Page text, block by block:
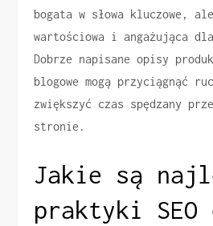
bogata w słowa kluczowe,
wartościowa i angażująca
Dobrze napisane opisy
blogowe mogą przyciągnąć
zwiększyć czas spędzany
stronie.
Jakie są
praktyki SEO